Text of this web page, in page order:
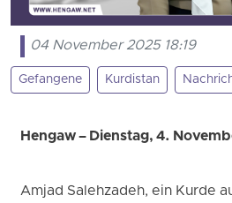
04 November 2025 18:19
Gefangene Kurdistan
Hengaw – Dienstag, 4.
Amjad Salehzadeh, ein Kurde